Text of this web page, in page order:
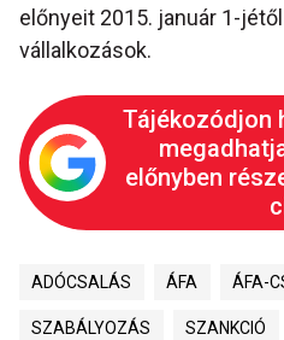
előnyeit 2015. január 1-
vállalkozások.
Tájékozódjon
előnyben
ADÓCSALÁS ÁFA ÁFA-
SZABÁLYOZÁS SZANKCIÓ